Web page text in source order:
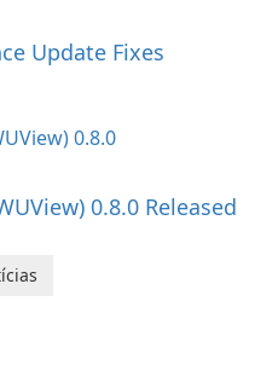
Update Fixes
0.8.0 Released